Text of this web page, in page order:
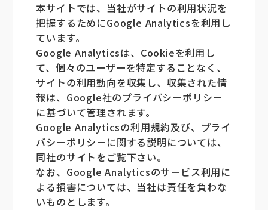
本サイトでは、当社がサイトの利用状況を
把握するためにGoogle Analyticsを利用し
ています。
Google Analyticsは、Cookieを利用し
て、個々のユーザーを特定することなく、
サイトの利用動向を収集し、収集された情
報は、Google社のプライバシーポリシー
に基づいて管理されます。
Google Analyticsの利用規約及び、プライ
バシーポリシーに関する説明については、
同社のサイトをご覧下さい。
なお、Google Analyticsのサービス利用に
よる損害については、当社は責任を負わな
いものとします。